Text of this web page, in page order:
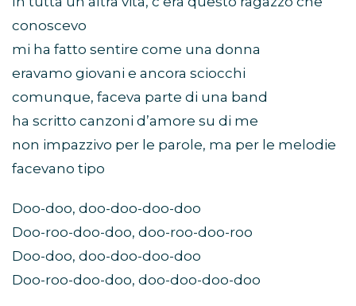
conoscevo
mi ha fatto sentire come una donna
eravamo giovani e ancora sciocchi
comunque, faceva parte di una band
ha scritto canzoni d’amore su di me
non impazzivo per le parole, ma per le melodie
facevano tipo
Doo-doo, doo-doo-doo-doo
Doo-roo-doo-doo, doo-roo-doo-roo
Doo-doo, doo-doo-doo-doo
Doo-roo-doo-doo, doo-doo-doo-doo